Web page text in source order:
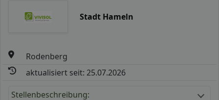
Stadt Hameln
Rodenberg
aktualisiert seit: 25.07.2026
Stellenbeschreibung: